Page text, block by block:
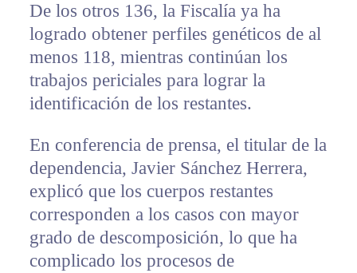
De los otros 136, la Fiscalía ya ha
logrado obtener perfiles genéticos de al
menos 118, mientras continúan los
trabajos periciales para lograr la
identificación de los restantes.
En conferencia de prensa, el titular de la
dependencia, Javier Sánchez Herrera,
explicó que los cuerpos restantes
corresponden a los casos con mayor
grado de descomposición, lo que ha
complicado los procesos de